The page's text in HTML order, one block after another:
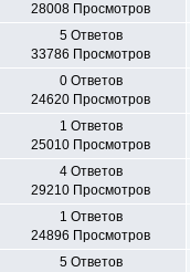
28008 Просмотров
5 Ответов
33786 Просмотров
0 Ответов
24620 Просмотров
1 Ответов
25010 Просмотров
4 Ответов
29210 Просмотров
1 Ответов
24896 Просмотров
5 Ответов